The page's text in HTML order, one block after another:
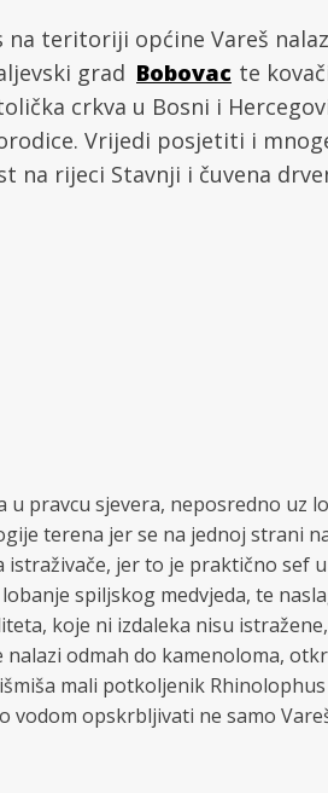
teritoriji općine Vareš
grad Bobovac te
crkva u Bosni i
Vrijedi posjetiti i
rijeci Stavnji i čuvena
pravcu sjevera, neposredno uz
terena jer se na jednoj strani
jer to je praktično sef
spiljskog medvjeda, te
koje ni izdaleka nisu
odmah do kamenoloma,
mali potkoljenik
opskrbljivati ne samo